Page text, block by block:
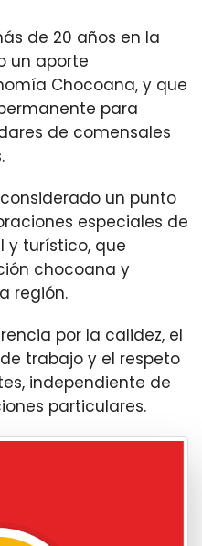
de 20 años en la
un aporte
Chocoana, y que
para
de comensales
un punto
especiales de
y turístico, que
chocoana y
región.
por la calidez, el
trabajo y el respeto
independiente de
particulares.